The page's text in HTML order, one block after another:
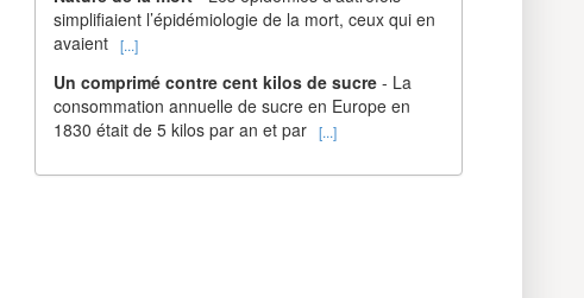
simplifiaient l’épidémiologie de la mort, ceux qui en
avaient [...]
Un comprimé contre cent kilos de sucre - La
consommation annuelle de sucre en Europe en
1830 était de 5 kilos par an et par [...]